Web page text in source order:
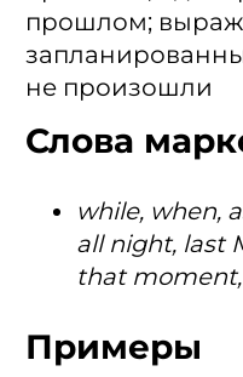
прошлом;
не произошли
Слова
while, when,
all night, last
that
Примеры